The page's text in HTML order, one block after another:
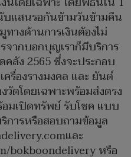
แสนรอกันข้ามวันข้ามคืน
ทางด้านการเงินต้องไม่
จากบอกบุญเราก็มีบริการ
ลัง 2565 ซึ่งจะประกอบ
ครื่องรางมงคล และ ยันต์
วัดโดยเฉพาะพร้อมส่งตรง
มเปิดทรัพย์ รับโชค แบบ
การหรือสอบถามข้อมูล
และ
bokboondeliveryหรือ